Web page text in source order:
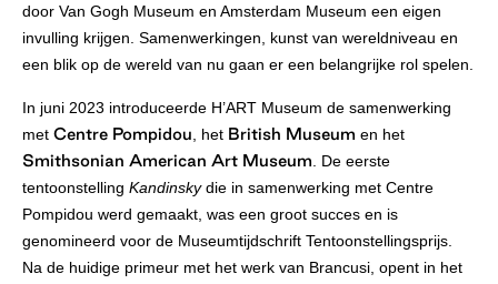
door Van Gogh Museum en Amsterdam Museum een eigen
invulling krijgen. Samenwerkingen, kunst van wereldniveau en
een blik op de wereld van nu gaan er een belangrijke rol spelen.
In juni 2023 introduceerde H’ART Museum de samenwerking
met Centre Pompidou , het British Museum en het
Smithsonian American Art Museum . De eerste
tentoonstelling Kandinskydie in samenwerking met Centre
Pompidou werd gemaakt, was een groot succes en is
genomineerd voor de Museumtijdschrift Tentoonstellingsprijs.
Na de huidige primeur met het werk van Brancusi, opent in het